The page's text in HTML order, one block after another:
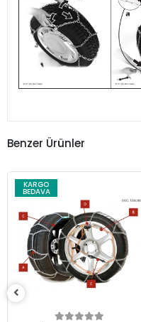
Benzer Ürünler
KARGO
BEDAVA